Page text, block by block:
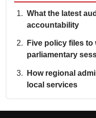
What the latest
accountability
Five policy files
parliamentary
How regional
local services